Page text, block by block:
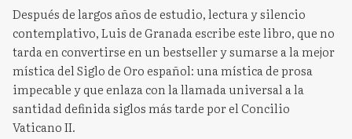
Después de largos años de estudio, lectura y silencio
contemplativo, Luis de Granada escribe este libro, que no
tarda en convertirse en un bestseller y sumarse a la mejor
mística del Siglo de Oro español: una mística de prosa
impecable y que enlaza con la llamada universal a la
santidad definida siglos más tarde por el Concilio
Vaticano II.